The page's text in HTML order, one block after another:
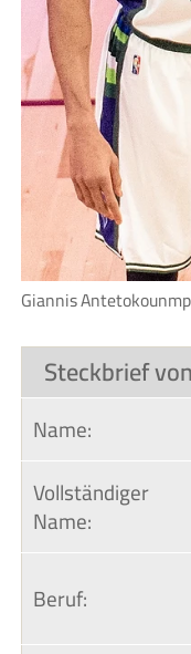
Giannis
Steckbrief
Name:
Vollständiger
Name:
Beruf: